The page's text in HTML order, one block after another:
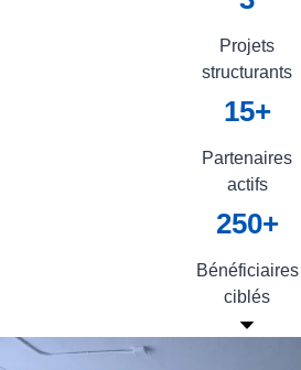
Projets
structurants
15+
Partenaires
actifs
250+
Bénéficiaires
ciblés